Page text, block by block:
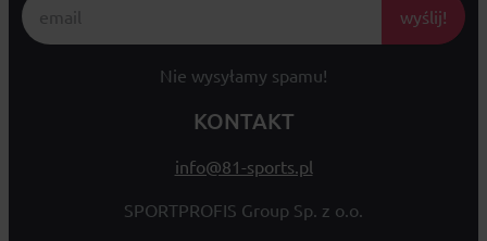
wyślij!
Nie wysyłamy spamu!
KONTAKT
info@81-sports.pl
SPORTPROFIS Group Sp. z o.o.